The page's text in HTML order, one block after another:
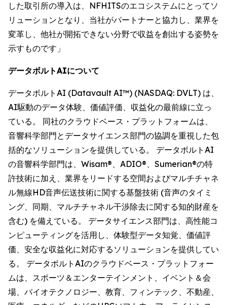
した取引所の導入は、NFHITSのエコシステムにとってソ
リューションとなり、当社がパートナーと協力し、業界を
変革し、他社が開拓できない分野で収益を創出する姿勢を
示すものです」
データボルトAIについて
データボルトAI (Datavault AI™) (NASDAQ: DVLT) は、
AI駆動のデータ体験、価値評価、収益化の最前線に立っ
ている。 同社のクラウドベース・プラットフォームは、
音響科学部門とデータサイエンス部門の協調を重視した包
括的なソリューションを提供している。 データボルトAI
の音響科学部門は、Wisam®、ADIO®、Sumerian®の特
許技術に加え、業界をリードする空間およびマルチチャネ
ル無線HD音声伝送技術に関する基盤技術 (音声のタイミ
ング、同期、マルチチャネル干渉除去に関する知的財産を
含む) を備えている。 データサイエンス部門は、高性能コ
ンピューティングを活用し、体験型データ知覚、価値評
価、安全な収益化に対応するソリューションを提供してい
る。 データボルトAIのクラウドベース・プラットフォー
ムは、スポーツ＆エンターテインメント、イベント＆会
場、バイオテクノロジー、教育、フィンテック、不動産、